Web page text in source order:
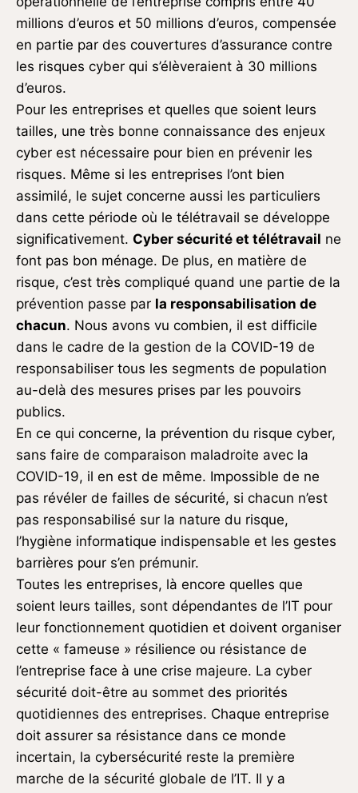
millions d’euros et 50 millions d’euros, compensée
en partie par des couvertures d’assurance contre
les risques cyber qui s’élèveraient à 30 millions
d’euros.
Pour les entreprises et quelles que soient leurs
tailles, une très bonne connaissance des enjeux
cyber est nécessaire pour bien en prévenir les
risques. Même si les entreprises l’ont bien
assimilé, le sujet concerne aussi les particuliers
dans cette période où le télétravail se développe
significativement. Cyber sécurité et télétravail ne
font pas bon ménage. De plus, en matière de
risque, c’est très compliqué quand une partie de la
prévention passe par la responsabilisation de
chacun. Nous avons vu combien, il est difficile
dans le cadre de la gestion de la COVID-19 de
responsabiliser tous les segments de population
au-delà des mesures prises par les pouvoirs
publics.
En ce qui concerne, la prévention du risque cyber,
sans faire de comparaison maladroite avec la
COVID-19, il en est de même. Impossible de ne
pas révéler de failles de sécurité, si chacun n’est
pas responsabilisé sur la nature du risque,
l’hygiène informatique indispensable et les gestes
barrières pour s’en prémunir.
Toutes les entreprises, là encore quelles que
soient leurs tailles, sont dépendantes de l’IT pour
leur fonctionnement quotidien et doivent organiser
cette « fameuse » résilience ou résistance de
l’entreprise face à une crise majeure. La cyber
sécurité doit-être au sommet des priorités
quotidiennes des entreprises. Chaque entreprise
doit assurer sa résistance dans ce monde
incertain, la cybersécurité reste la première
marche de la sécurité globale de l’IT. Il y a